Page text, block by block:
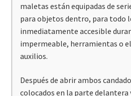
maletas están equipadas de
para objetos dentro, para todo
inmediatamente accesible
impermeable, herramientas o
auxilios.
Después de abrir ambos
colocados en la parte delantera